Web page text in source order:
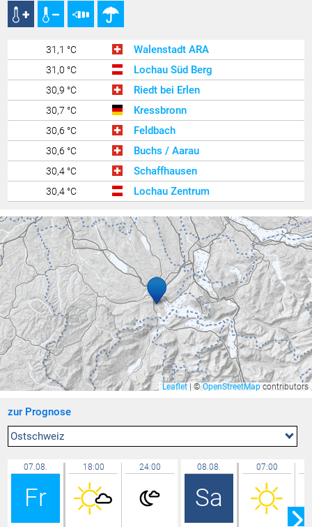
31,1 °C Walenstadt ARA
31,0 °C Lochau Süd Berg
30,9 °C Riedt bei Erlen
30,7 °C Kressbronn
30,6 °C Feldbach
30,6 °C Buchs / Aarau
30,4 °C Schaffhausen
30,4 °C Lochau Zentrum
30,3 °C Lindau West
30,0 °C Rüti
29,9 °C Feldkirch Nofels Nord
29,8 °C Feldkirch Nofels 2
29,8 °C Ravensburg - Weißenau
29,8 °C Bregenz Stadt
29,7 °C Widnau
29,7 °C Balzers Oksaboda
29,7 °C Zürich / Affoltern
29,7 °C
29,6 °C
29,6 °C Lochau
29,6 °C Hard
Leaflet © OpenStreetMap contributors
zur Prognose
Ostschweiz
07.08.
Fr
18:00 24:00 08.08.
Sa
07:00